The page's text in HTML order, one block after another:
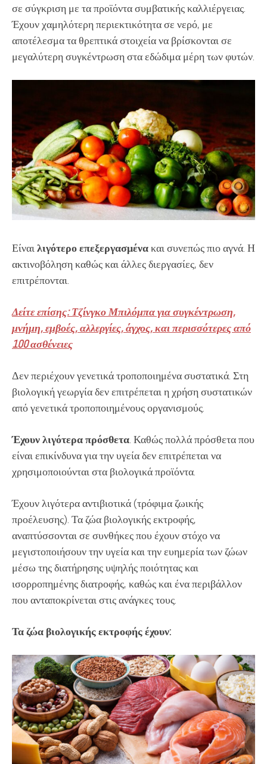
σε σύγκριση με τα προϊόντα συμβατικής καλλιέργειας.
Έχουν χαμηλότερη περιεκτικότητα σε νερό, με
αποτέλεσμα τα θρεπτικά στοιχεία να βρίσκονται σε
μεγαλύτερη συγκέντρωση στα εδώδιμα μέρη των φυτών.
Είναι λιγότερο επεξεργασμένακαι συνεπώς πιο αγνά. Η
ακτινοβόληση καθώς και άλλες διεργασίες, δεν
επιτρέπονται.
Δείτε επίσης: Τζίνγκο Μπιλόμπα για συγκέντρωση,
μνήμη, εμβοές, αλλεργίες, άγχος, και περισσότερες από
100 ασθένειες
Δεν περιέχουν γενετικά τροποποιημένα συστατικά. Στη
βιολογική γεωργία δεν επιτρέπεται η χρήση συστατικών
από γενετικά τροποποιημένους οργανισμούς.
Έχουνλιγότερα πρόσθετα . Καθώς πολλά πρόσθετα που
είναι επικίνδυνα για την υγεία δεν επιτρέπεται να
χρησιμοποιούνται στα βιολογικά προϊόντα.
Έχουν λιγότερα αντιβιοτικά (τρόφιμα ζωικής
προέλευσης). Τα ζώα βιολογικής εκτροφής,
αναπτύσσονται σε συνθήκες που έχουν στόχο να
μεγιστοποιήσουν την υγεία και την ευημερία των ζώων
μέσω της διατήρησης υψηλής ποιότητας και
ισορροπημένης διατροφής, καθώς και ένα περιβάλλον
που ανταποκρίνεται στις ανάγκες τους.
Τα ζώα βιολογικής εκτροφής έχουν: